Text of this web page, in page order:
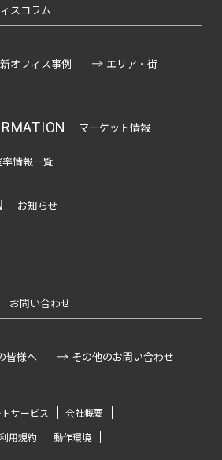
スコラム
オフィス事例
エリア・街
マーケット情報
情報一覧
お知らせ
お問い合わせ
皆様へ
その他のお問い合わせ
サービス
会社概要
用規約 動作環境